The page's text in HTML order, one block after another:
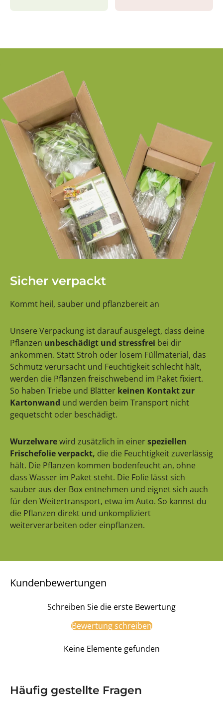
Sicher verpackt
Kommt heil, sauber und pflanzbereit an
Unsere Verpackung ist darauf ausgelegt, dass deine
Pflanzen unbeschädigt und stressfrei bei dir
ankommen. Statt Stroh oder losem Füllmaterial, das
Schmutz verursacht und Feuchtigkeit schlecht hält,
werden die Pflanzen freischwebend im Paket fixiert.
So haben Triebe und Blätter keinen Kontakt zur
Kartonwand und werden beim Transport nicht
gequetscht oder beschädigt.
Wurzelwarewird zusätzlich in einerspeziellen
Frischefolie verpackt, die die Feuchtigkeit zuverlässig
hält. Die Pflanzen kommen bodenfeucht an, ohne
dass Wasser im Paket steht. Die Folie lässt sich
sauber aus der Box entnehmen und eignet sich auch
für den Weitertransport, etwa im Auto. So kannst du
die Pflanzen direkt und unkompliziert
weiterverarbeiten oder einpflanzen.
Kundenbewertungen
Schreiben Sie die erste Bewertung
Bewertung schreiben
Keine Elemente gefunden
Häufig gestellte Fragen